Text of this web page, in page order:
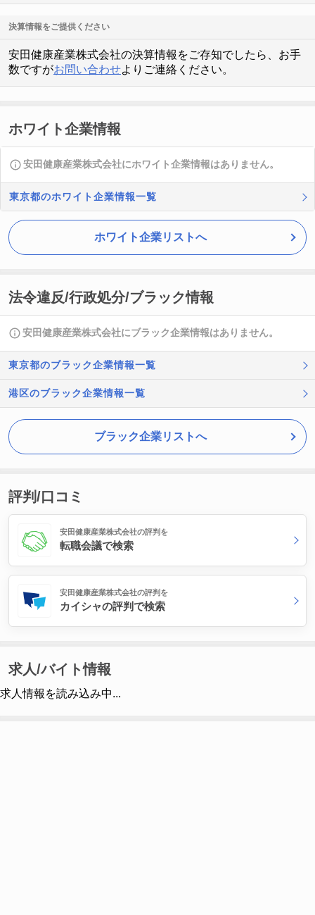
決算情報をご提供ください
安田健康産業株式会社の決算情報をご存知でしたら、お手
数ですがお問い合わせよりご連絡ください。
ホワイト企業情報
安田健康産業株式会社にホワイト企業情報はありません。
東京都のホワイト企業情報一覧
ホワイト企業リストへ
法令違反/行政処分/ブラック情報
安田健康産業株式会社にブラック企業情報はありません。
東京都のブラック企業情報一覧
港区のブラック企業情報一覧
ブラック企業リストへ
評判/口コミ
安田健康産業株式会社の評判を
転職会議で検索
安田健康産業株式会社の評判を
カイシャの評判で検索
求人/バイト情報
求人情報を読み込み中...